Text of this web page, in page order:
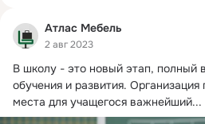
Атлас Мебель
2 авг 2023
В школу - это новый этап, полный
обучения и развития. Организация
места для учащегося важнейший...